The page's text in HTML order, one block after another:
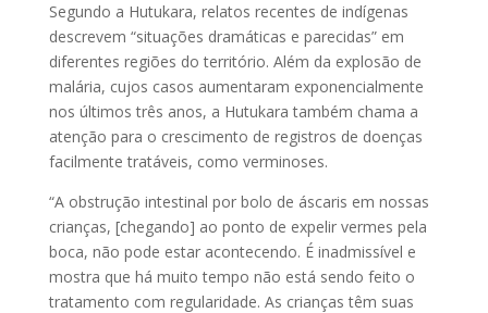
Segundo a Hutukara, relatos recentes de indígenas
descrevem “situações dramáticas e parecidas” em
diferentes regiões do território. Além da explosão de
malária, cujos casos aumentaram exponencialmente
nos últimos três anos, a Hutukara também chama a
atenção para o crescimento de registros de doenças
facilmente tratáveis, como verminoses.
“A obstrução intestinal por bolo de áscaris em nossas
crianças, [chegando] ao ponto de expelir vermes pela
boca, não pode estar acontecendo. É inadmissível e
mostra que há muito tempo não está sendo feito o
tratamento com regularidade. As crianças têm suas